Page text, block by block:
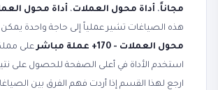
مجاناً، أداة محول العملات، أداة محول
هذه الصياغات تشير عملياً إلى حاجة واحدة يمكن
محول العملات - 170+ عملة مباشر
على
استخدم الأداة في أعلى الصفحة للحصول على
ارجع لهذا القسم إذا أردت فهم الفرق بين